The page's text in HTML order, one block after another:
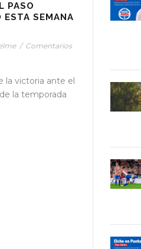
PASO
ESTA SEMANA
/ Comentarios
la victoria ante el
la temporada